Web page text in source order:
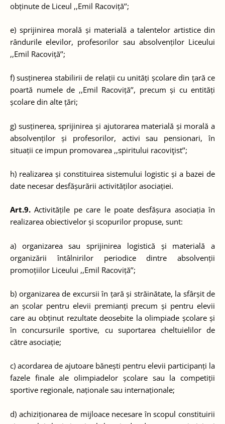
obținute de Liceul ,,Emil Racoviță’’;
e) sprijinirea morală și materială a talentelor artistice din
rândurile elevilor, profesorilor sau absolvenților Liceului
,,Emil Racoviță’’;
f) susținerea stabilirii de relații cu unități școlare din țară ce
poartă numele de ,,Emil Racoviță’’, precum și cu entități
școlare din alte țări;
g) susținerea, sprijinirea și ajutorarea materială și morală a
absolvenților și profesorilor, activi sau pensionari, în
situații ce impun promovarea ,,spiritului racoviţist’’;
h) realizarea și constituirea sistemului logistic și a bazei de
date necesar desfășurării activităților asociației.
Art.9.Activitățile pe care le poate desfășura asociația în
realizarea obiectivelor și scopurilor propuse, sunt:
a) organizarea sau sprijinirea logistică și materială a
organizării întâlnirilor periodice dintre absolvenții
promoțiilor Liceului ,,Emil Racoviță’’;
b) organizarea de excursii în țară și străinătate, la sfârșit de
an școlar pentru elevii premianți precum și pentru elevii
care au obținut rezultate deosebite la olimpiade școlare și
în concursurile sportive, cu suportarea cheltuielilor de
către asociație;
c) acordarea de ajutoare bănești pentru elevii participanți la
fazele finale ale olimpiadelor școlare sau la competiții
sportive regionale, naționale sau internaționale;
d) achiziționarea de mijloace necesare în scopul constituirii